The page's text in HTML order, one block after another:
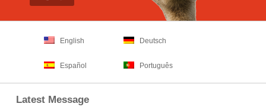
English Deutsch
Español Português
Latest Message